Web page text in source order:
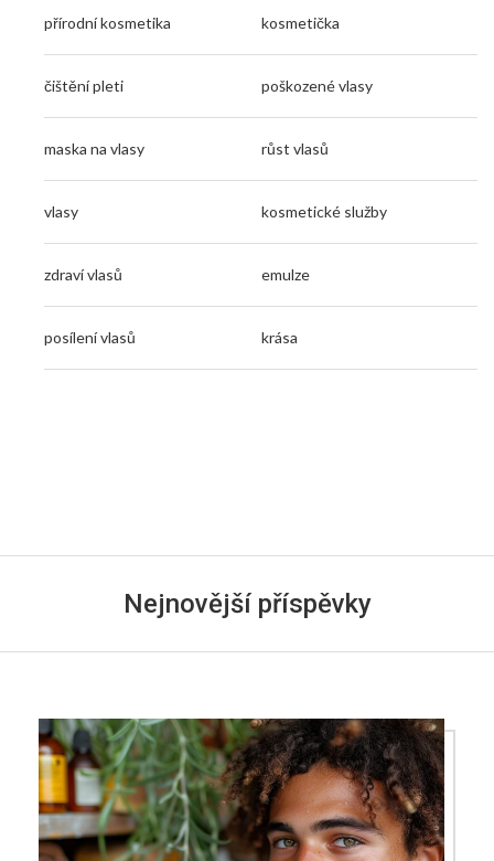
přírodní kosmetika kosmetička
čištění pleti poškozené vlasy
maska na vlasy růst vlasů
vlasy kosmetické služby
zdraví vlasů emulze
posílení vlasů krása
Nejnovější příspěvky